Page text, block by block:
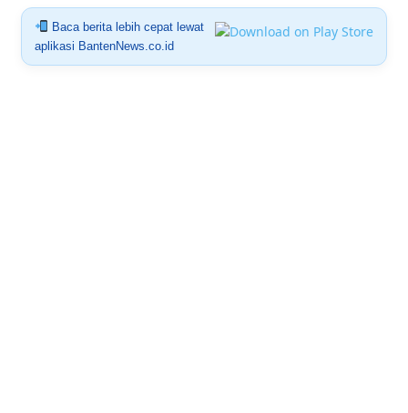
Baca berita lebih cepat lewat
aplikasi BantenNews.co.id